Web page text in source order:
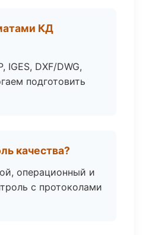
КД
IGES, DXF/DWG,
подготовить
качества?
операционный и
с протоколами